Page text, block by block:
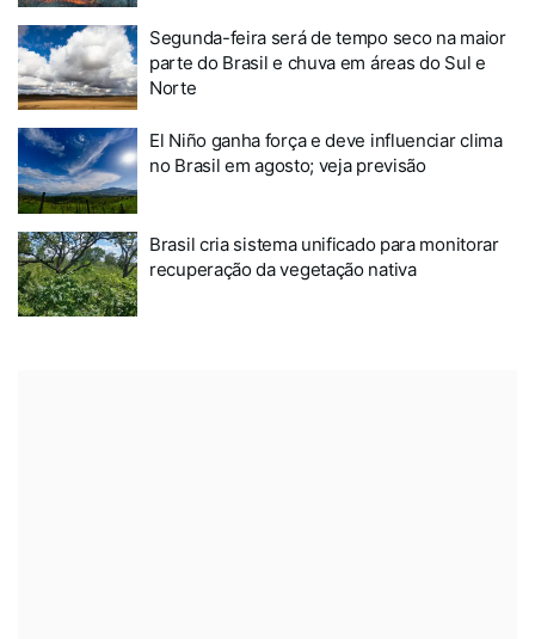
Segunda-feira será de tempo seco na maior
parte do Brasil e chuva em áreas do Sul e
Norte
El Niño ganha força e deve influenciar clima
no Brasil em agosto; veja previsão
Brasil cria sistema unificado para monitorar
recuperação da vegetação nativa